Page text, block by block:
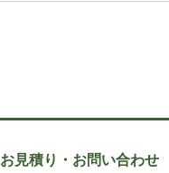
お見積り・お問い合わせ